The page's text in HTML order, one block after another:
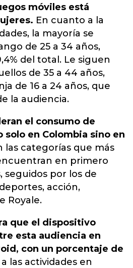
móviles está
En cuanto a la
la mayoría se
de 25 a 34 años,
del total. Le siguen
de 35 a 44 años,
de 16 a 24 años, que
la audiencia.
el consumo de
en Colombia sino en
las categorías que más
en primero
seguidos por los de
acción,
Royale.
que el dispositivo
esta audiencia en
con un porcentaje de
las actividades en